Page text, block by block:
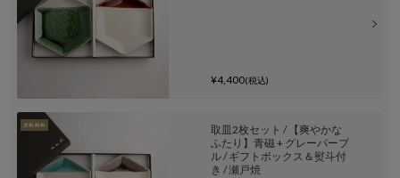
¥4,400(税込)
取皿2枚セット / 【爽やかな
ふたり】青磁 + グレーパープ
ル / ギフトボックス＆熨斗付
き / 瀬戸焼